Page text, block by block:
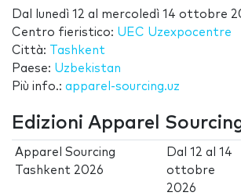
Dal lunedì 12 al mercoledì 14 ottobre
Centro fieristico: UEC Uzexpocentre
Città:
Tashkent
Paese: Uzbekistan
Più info.: apparel-sourcing.uz
Edizioni Apparel
Apparel Sourcing
Tashkent 2026
Dal12 al14
ottobre
2026